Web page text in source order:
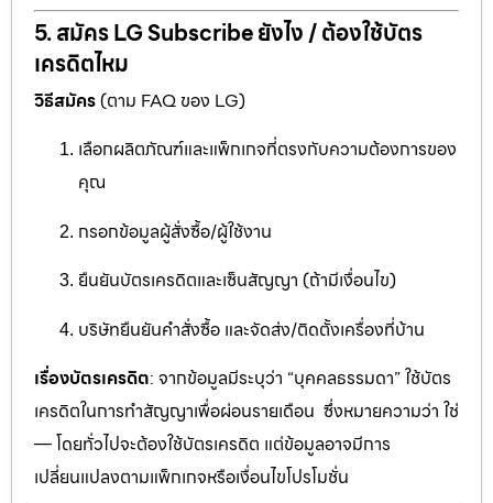
5. สมัคร LG Subscribe ยังไง / ต้องใช้บัตร
เครดิตไหม
วิธีสมัคร(ตาม FAQ ของ LG)
เลือกผลิตภัณฑ์และแพ็กเกจที่ตรงกับความต้องการของ
คุณ
กรอกข้อมูลผู้สั่งซื้อ/ผู้ใช้งาน
ยืนยันบัตรเครดิตและเซ็นสัญญา (ถ้ามีเงื่อนไข)
บริษัทยืนยันคำสั่งซื้อ และจัดส่ง/ติดตั้งเครื่องที่บ้าน
เรื่องบัตรเครดิต: จากข้อมูลมีระบุว่า “บุคคลธรรมดา” ใช้บัตร
เครดิตในการทำสัญญาเพื่อผ่อนรายเดือน ซึ่งหมายความว่า ใช่
— โดยทั่วไปจะต้องใช้บัตรเครดิต แต่ข้อมูลอาจมีการ
เปลี่ยนแปลงตามแพ็กเกจหรือเงื่อนไขโปรโมชั่น